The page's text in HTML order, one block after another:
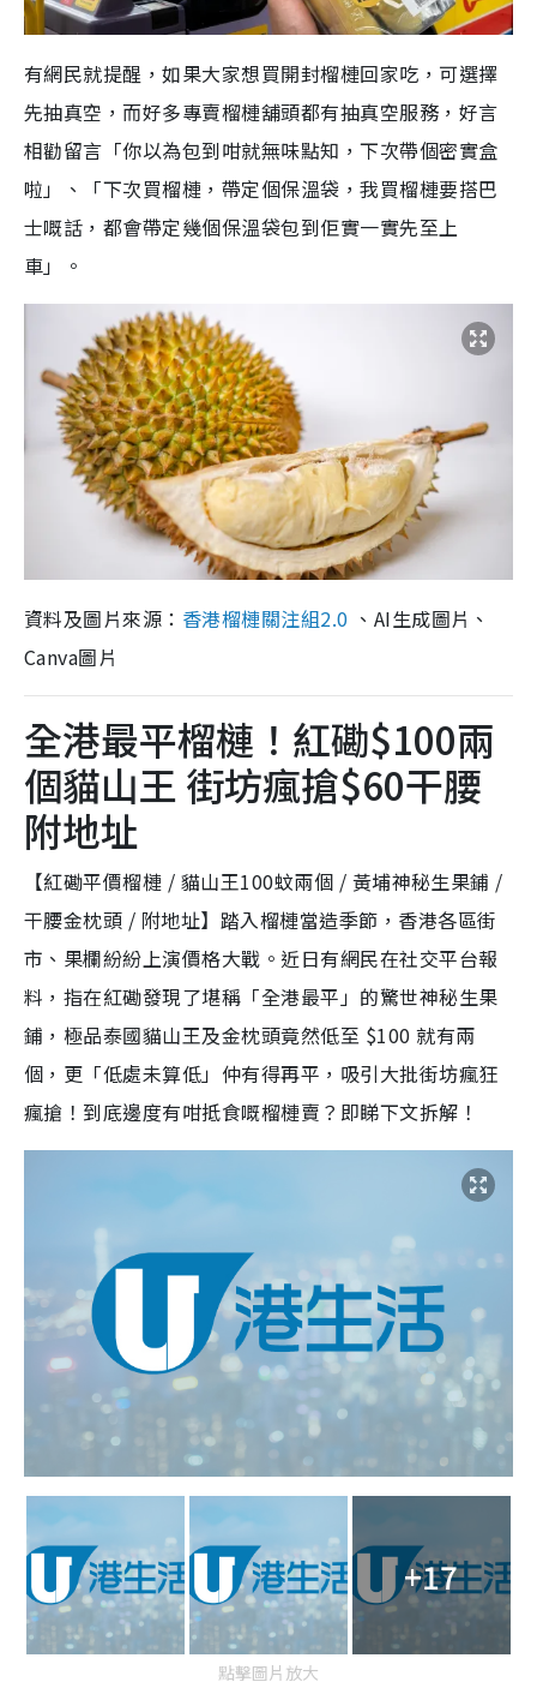
有網民就提醒，如果大家想買開封榴槤回家吃，可選擇
先抽真空，而好多專賣榴槤舖頭都有抽真空服務，好言
相勸留言「你以為包到咁就無味點知，下次帶個密實盒
啦」、「下次買榴槤，帶定個保溫袋，我買榴槤要搭巴
士嘅話，都會帶定幾個保溫袋包到佢實一實先至上
車」。
資料及圖片來源： 香港榴槤關注組2.0 、AI生成圖片、
Canva圖片
全港最平榴槤！紅磡$100兩
個貓山王 街坊瘋搶$60干腰
附地址
【紅磡平價榴槤 / 貓山王100蚊兩個 / 黃埔神秘生果鋪 /
干腰金枕頭 / 附地址】踏入榴槤當造季節，香港各區街
市、果欄紛紛上演價格大戰。近日有網民在社交平台報
料，指在紅磡發現了堪稱「全港最平」的驚世神秘生果
鋪，極品泰國貓山王及金枕頭竟然低至 $100 就有兩
個，更「低處未算低」仲有得再平，吸引大批街坊瘋狂
瘋搶！到底邊度有咁抵食嘅榴槤賣？即睇下文拆解！
+17
點擊圖片放大